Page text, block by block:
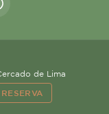
de Lima